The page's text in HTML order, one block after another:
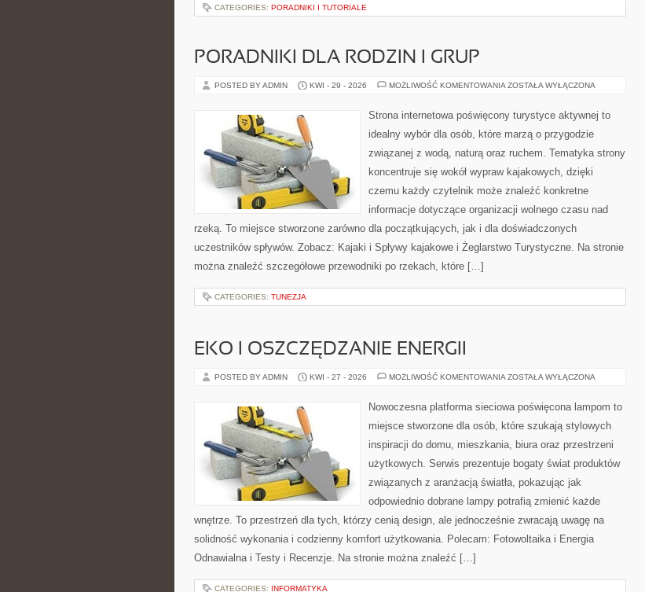
CATEGORIES: PORADNIKI I TUTORIALE
PORADNIKI DLA RODZIN I GRUP
POSTED BY ADMIN KWI - 29 - 2026 MOŻLIWOŚĆ KOMENTOWANIA PORADNIKI
GRUP
ZOSTAŁA WYŁĄCZONA
Strona internetowa poświęcony turystyce aktywnej to
idealny wybór dla osób, które marzą o przygodzie
związanej z wodą, naturą oraz ruchem. Tematyka strony
koncentruje się wokół wypraw kajakowych, dzięki
czemu każdy czytelnik może znaleźć konkretne
informacje dotyczące organizacji wolnego czasu nad
rzeką. To miejsce stworzone zarówno dla początkujących, jak i dla doświadczonych
uczestników spływów. Zobacz: Kajaki i Spływy kajakowe i Żeglarstwo Turystyczne. Na stronie
można znaleźć szczegółowe przewodniki po rzekach, które […]
CATEGORIES: TUNEZJA
EKO I OSZCZĘDZANIE ENERGII
POSTED BY ADMIN KWI - 27 - 2026 MOŻLIWOŚĆ KOMENTOWANIA EKO
ENERGII
ZOSTAŁA WYŁĄCZONA
Nowoczesna platforma sieciowa poświęcona lampom to
miejsce stworzone dla osób, które szukają stylowych
inspiracji do domu, mieszkania, biura oraz przestrzeni
użytkowych. Serwis prezentuje bogaty świat produktów
związanych z aranżacją światła, pokazując jak
odpowiednio dobrane lampy potrafią zmienić każde
wnętrze. To przestrzeń dla tych, którzy cenią design, ale jednocześnie zwracają uwagę na
solidność wykonania i codzienny komfort użytkowania. Polecam: Fotowoltaika i Energia
Odnawialna i Testy i Recenzje. Na stronie można znaleźć […]
CATEGORIES: INFORMATYKA